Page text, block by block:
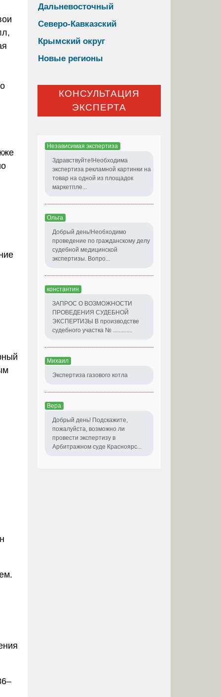
Дальневосточный
Северо-Кавказский
Крымский округ
Новые регионы
КОНСУЛЬТАЦИЯ
ЭКСПЕРТА
Независимая экспертиза
Здравствуйте!Необходима
экспертиза рекламной картинки на
товар на одной из площадок
маркетпле...
Ольга
Добрый день!Необходимо
проведение по гражданскому делу
судебной медицинской
экспертизы. Вопро...
константин
ЗАПРОС О ВОЗМОЖНОСТИ
ПРОВЕДЕНИЯ СУДЕБНОЙ
ЭКСПЕРТИЗЫ В производстве
судебного участка № .............
Михаил
Экспертиза газового котла
Вера
Добрый день! Подскажите,
пожалуйста, возможно ли
провести экспертизу в
Арбитражном суде Красноярс...